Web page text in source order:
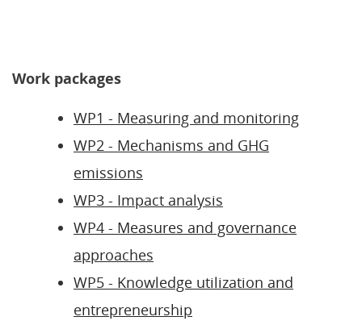
Work packages
WP1 - Measuring and monitoring
WP2 - Mechanisms and GHG
emissions
WP3 - Impact analysis
WP4 - Measures and governance
approaches
WP5 - Knowledge utilization and
entrepreneurship